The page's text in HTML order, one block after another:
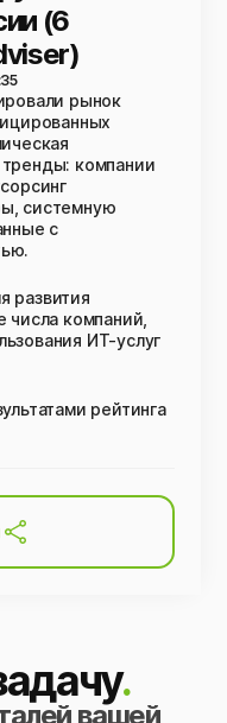
(6
рынок
компании
системную
с
развития
числа компаний,
ИТ-услуг
рейтинга
.
вашей